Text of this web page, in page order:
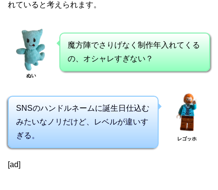
れていると考えられます。
ぬい
魔方陣でさりげなく制作年入れてくる
の、オシャレすぎない？
SNSのハンドルネームに誕生日仕込む
みたいなノリだけど、レベルが違いす
ぎる。
レゴッホ
[ad]